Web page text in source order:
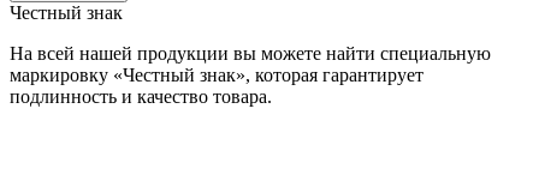
Честный знак
На всей нашей продукции вы можете найти специальную
маркировку «Честный знак», которая гарантирует
подлинность и качество товара.